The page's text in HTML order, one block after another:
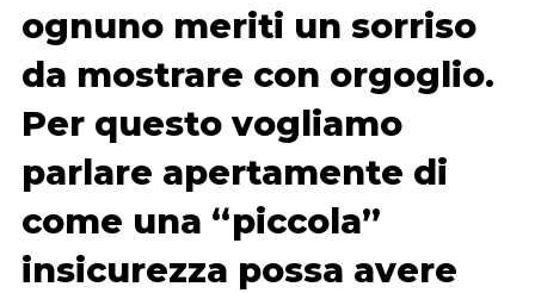
ognuno meriti un sorriso
da mostrare con orgoglio.
Per questo vogliamo
parlare apertamente di
come una “piccola”
insicurezza possa avere